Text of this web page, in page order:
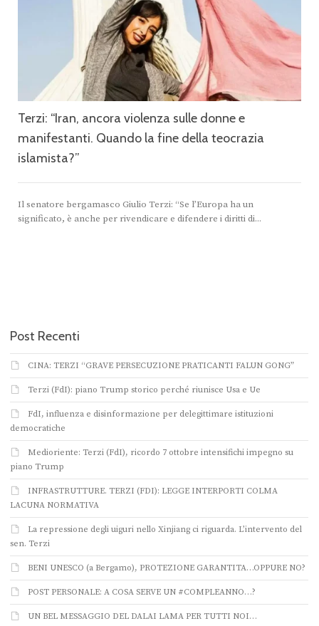
Terzi: “Iran, ancora violenza sulle donne e
manifestanti. Quando la fine della teocrazia
islamista?”
Il senatore bergamasco Giulio Terzi: “Se l’Europa ha un
significato, è anche per rivendicare e difendere i diritti di...
Post Recenti
CINA: TERZI “GRAVE PERSECUZIONE PRATICANTI FALUN GONG”
Terzi (FdI): piano Trump storico perché riunisce Usa e Ue
FdI, influenza e disinformazione per delegittimare istituzioni
democratiche
Medioriente: Terzi (FdI), ricordo 7 ottobre intensifichi impegno su
piano Trump
INFRASTRUTTURE. TERZI (FDI): LEGGE INTERPORTI COLMA
LACUNA NORMATIVA
La repressione degli uiguri nello Xinjiang ci riguarda. L’intervento del
sen. Terzi
BENI UNESCO (a Bergamo), PROTEZIONE GARANTITA…OPPURE NO?
POST PERSONALE: A COSA SERVE UN #COMPLEANNO…?
UN BEL MESSAGGIO DEL DALAI LAMA PER TUTTI NOI…